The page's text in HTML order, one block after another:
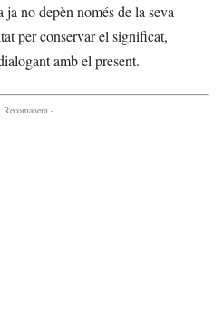
no depèn només de la seva
per conservar el significat,
amb el present.
Recomanem -